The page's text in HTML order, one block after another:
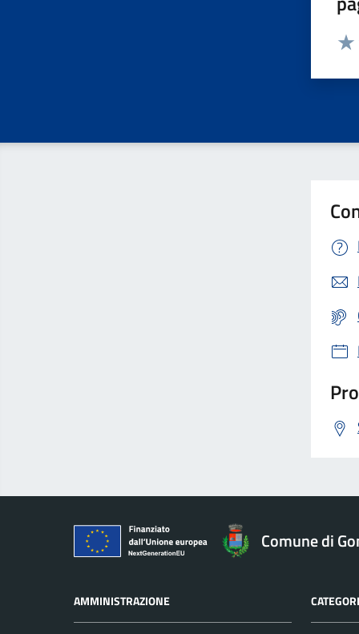
Comune di
AMMINISTRAZIONE